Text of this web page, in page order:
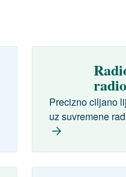
Precizno ciljano
uz suvremene